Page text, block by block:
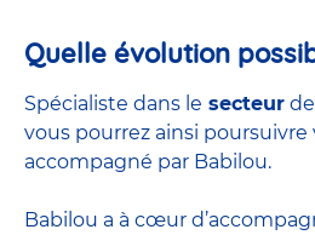
Quelle évolution
Spécialiste dans le secteur
vous pourrez ainsi poursuivre
accompagné par Babilou.
Babilou a à cœur